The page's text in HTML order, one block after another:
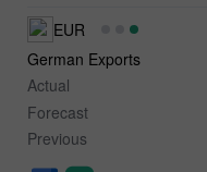
EUR
German Exports
Actual
Forecast
Previous